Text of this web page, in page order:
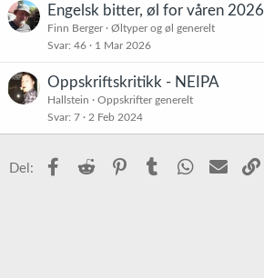
Engelsk bitter, øl for våren 2026
Finn Berger
Øltyper og øl generelt
Svar 46 1 Mar 2026
Oppskriftskritikk - NEIPA
Hallstein
Oppskrifter generelt
Svar 7 2 Feb 2024
Del: Facebook
Reddit PinterestTumblr WhatsApp
E-post